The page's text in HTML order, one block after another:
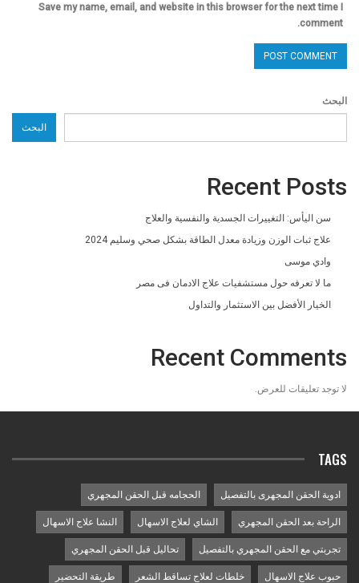
Save my name, email, and website in this browser for the next time I
comment.
البحث
البحث
Recent Posts
سن اليأس: التغييرات الجسدية والنفسية والعلاج
علاج ثبات الوزن وزيادة معدل الطاقة بشكل صحي وسليم 2024
وادي موسى
ما لا تعرفه حول مستشفيات علاج الادمان فى مصر
الخيار الأفضل بين الاستثمار والتداول
Recent Comments
لا توجد تعليقات للعرض.
TAGS
ادوية الحقن المجهرى بالتفصيل الحجامه قبل الحقن المجهري
الراحة بعد الحقن المجهري الشاي لعلاج الاسهال النشا علاج الاسهال
تجربتي مع الحقن المجهري بالتفصيل تحاليل قبل الحقن المجهري
حبوب علاج الاسهال خلطات لعلاج تساقط الشعر طريقة التحضير